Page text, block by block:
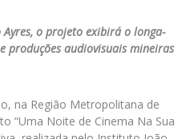
o projeto exibirá o longa-
produções audiovisuais mineiras
na Região Metropolitana de
“Uma Noite de Cinema Na Sua